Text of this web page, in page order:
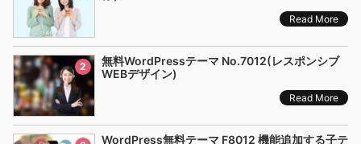
Read More
2
無料WordPressテーマ No.7012(レスポンシブ
WEBデザイン)
Read More
WordPress無料テーマ F8012 機能追加する子テ